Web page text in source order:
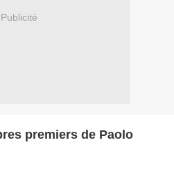
Publicité
premiers de Paolo